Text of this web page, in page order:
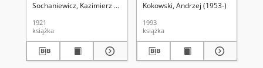
Sochaniewicz, Kazimierz (1892-1930)
1921
książka
Kokowski, Andrzej (1953-)
1993
książka